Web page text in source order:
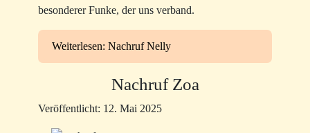
besonderer Funke, der uns verband.
Weiterlesen: Nachruf Nelly
Nachruf Zoa
Veröffentlicht: 12. Mai 2025